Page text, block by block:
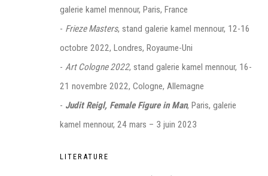
CONTACT : inventaire@judit-reigl.com
galerie kamel mennour, Paris, France
- Frieze Masters, stand galerie kamel mennour, 12-16
octobre 2022, Londres, Royaume-Uni
- Art Cologne 2022, stand galerie kamel mennour, 16-
21 novembre 2022, Cologne, Allemagne
- Judit Reigl, Female Figure in Man, Paris, galerie
kamel mennour, 24 mars – 3 juin 2023
LITERATURE